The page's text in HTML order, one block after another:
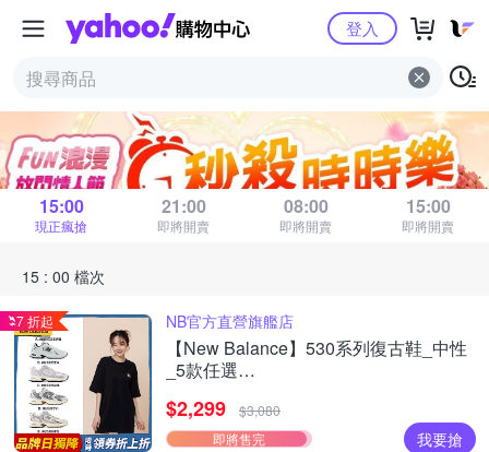
Yahoo購物中心
登入
秒殺時時樂
距 15 : 00 場結束
15:00
現正瘋搶
21:00
即將開賣
08:00
即將開賣
15:00
即將開賣
15 : 00 檔次
7 折起 NB官方直營旗艦店
【New Balance】530系列復古鞋_中性
_5款任選
$2,299
$3,080
即將售完
我要搶